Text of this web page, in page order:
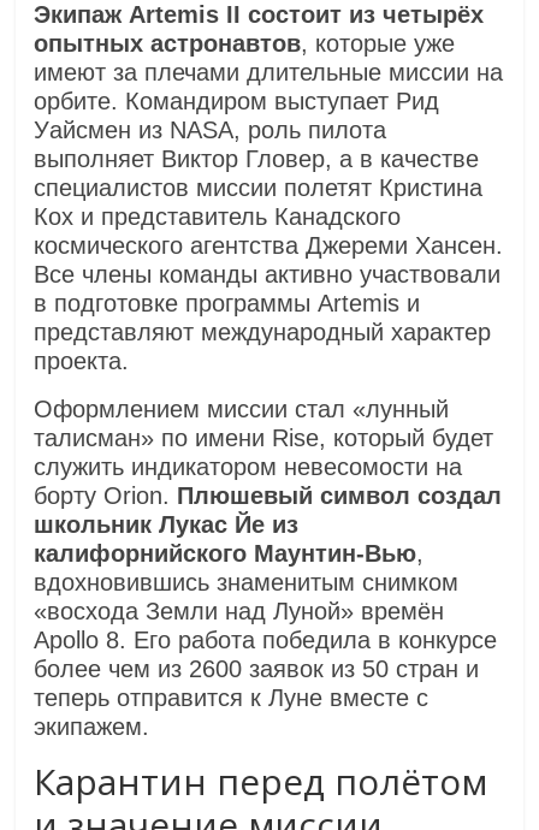
Экипаж Artemis II состоит из четырёх
опытных астронавтов, которые уже
имеют за плечами длительные миссии на
орбите. Командиром выступает Рид
Уайсмен из NASA, роль пилота
выполняет Виктор Гловер, а в качестве
специалистов миссии полетят Кристина
Кох и представитель Канадского
космического агентства Джереми Хансен.
Все члены команды активно участвовали
в подготовке программы Artemis и
представляют международный характер
проекта.
Оформлением миссии стал «лунный
талисман» по имени Rise, который будет
служить индикатором невесомости на
борту Orion. Плюшевый символ создал
школьник Лукас Йе из
калифорнийского Маунтин-Вью,
вдохновившись знаменитым снимком
«восхода Земли над Луной» времён
Apollo 8. Его работа победила в конкурсе
более чем из 2600 заявок из 50 стран и
теперь отправится к Луне вместе с
экипажем.
Карантин перед полётом